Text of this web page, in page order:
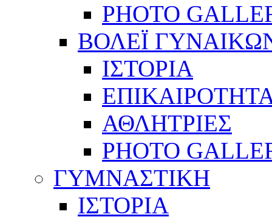
PHOTO
ΒΟΛΕΪ
ΙΣΤΟΡΙΑ
ΑΘΛΗΤΡΙΕΣ
PHOTO
ΓΥΜΝΑΣΤΙΚΗ
ΙΣΤΟΡΙΑ